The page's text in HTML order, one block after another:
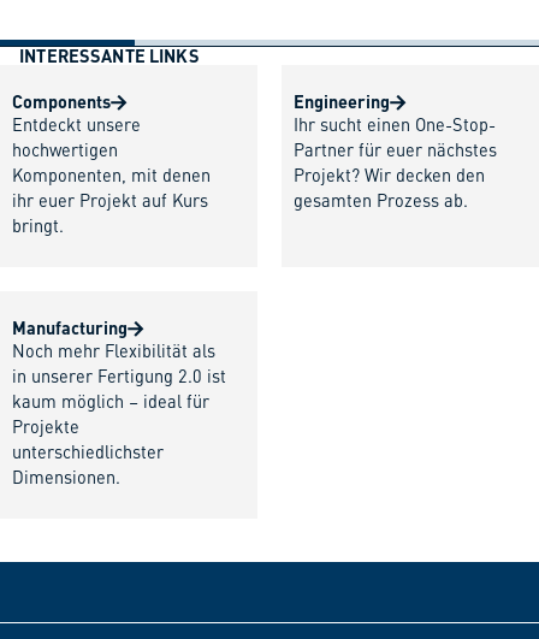
INTERESSANTE LINKS
Components
Entdeckt unsere
hochwertigen
Komponenten, mit denen
ihr euer Projekt auf Kurs
bringt.
Engineering
Ihr sucht einen One-Stop-
Partner für euer nächstes
Projekt? Wir decken den
gesamten Prozess ab.
Manufacturing
Noch mehr Flexibilität als
in unserer Fertigung 2.0 ist
kaum möglich – ideal für
Projekte
unterschiedlichster
Dimensionen.